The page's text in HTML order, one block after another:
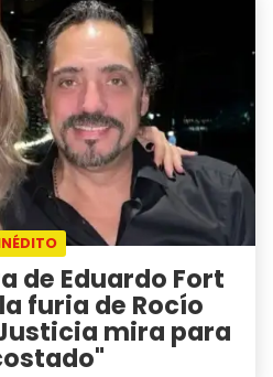
de Eduardo Fort
furia de Rocío
mira para